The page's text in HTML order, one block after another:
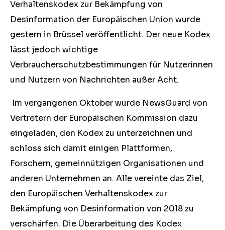
Verhaltenskodex zur Bekämpfung von
Desinformation der Europäischen Union wurde
gestern in Brüssel veröffentlicht. Der neue Kodex
lässt jedoch wichtige
Verbraucherschutzbestimmungen für Nutzerinnen
und Nutzern von Nachrichten außer Acht.
Im vergangenen Oktober wurde NewsGuard von
Vertretern der Europäischen Kommission dazu
eingeladen, den Kodex zu unterzeichnen und
schloss sich damit einigen Plattformen,
Forschern, gemeinnützigen Organisationen und
anderen Unternehmen an. Alle vereinte das Ziel,
den Europäischen Verhaltenskodex zur
Bekämpfung von Desinformation von 2018 zu
verschärfen. Die Überarbeitung des Kodex